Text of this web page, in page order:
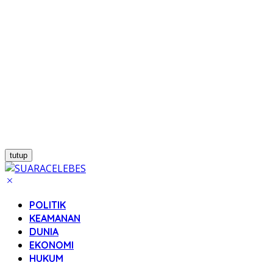
tutup
POLITIK
KEAMANAN
DUNIA
EKONOMI
HUKUM